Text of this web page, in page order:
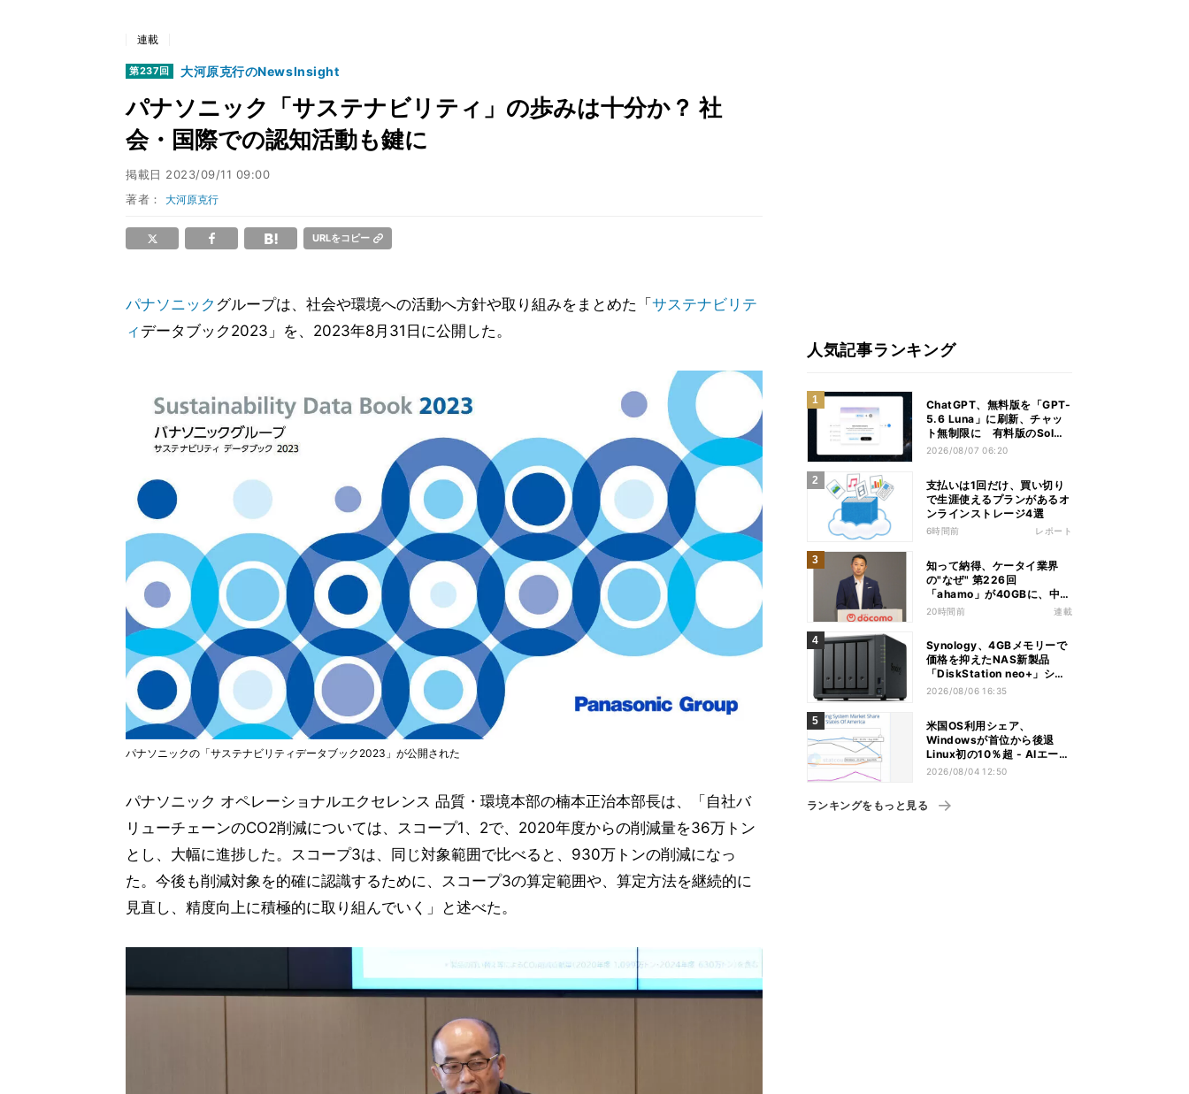
連載
第237回 大河原克行のNewsInsight
パナソニック「サステナビリティ」の歩みは十分か？ 社
会・国際での認知活動も鍵に
掲載日 2023/09/11 09:00
著者：大河原克行
URLをコピー
パナソニック グループは、社会や環境への活動へ方針や取り組みをまとめた「 サステナビリテ
ィ データブック2023」を、2023年8月31日に公開した。
パナソニックの「サステナビリティデータブック2023」が公開された
パナソニック オペレーショナルエクセレンス 品質・環境本部の楠本正治本部長は、「自社バ
リューチェーンのCO2削減については、スコープ1、2で、2020年度からの削減量を36万トン
とし、大幅に進捗した。スコープ3は、同じ対象範囲で比べると、930万トンの削減になっ
た。今後も削減対象を的確に認識するために、スコープ3の算定範囲や、算定方法を継続的に
見直し、精度向上に積極的に取り組んでいく」と述べた。
人気記事ランキング
ChatGPT、無料版を「GPT-
5.6 Luna」に刷新、チャッ
ト無制限に 有料版のSolも
精度向上
2026/08/07 06:20
支払いは1回だけ、買い切り
で生涯使えるプランがあるオ
ンラインストレージ4選
6時間前 レポート
知って納得、ケータイ業界
の"なぜ" 第226回
「ahamo」が40GBに、中容
量帯のキャンペーン競争激化
20時間前 連載
Synology、4GBメモリーで
価格を抑えたNAS新製品
「DiskStation neo+」シリ
ーズ
2026/08/06 16:35
米国OS利用シェア、
Windowsが首位から後退
Linux初の10％超 - AIエージ
ェントが影響か
2026/08/04 12:50
ランキングをもっと見る